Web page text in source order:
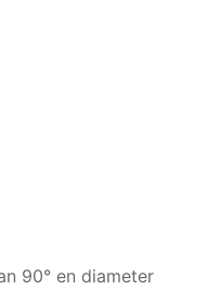
90° en diameter